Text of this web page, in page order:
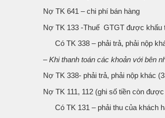
Nợ TK 641 – chi phí bán hàng
Nợ TK 133 -Thuế GTGT được khấu
Có TK 338 – phải trả, phải nộp
– Khi thanh toán các khoản với bên
Nợ TK 338- phải trả, phải nộp khác
Nợ TK 111, 112 (ghi số tiền còn
Có TK 131 – phải thu của khách